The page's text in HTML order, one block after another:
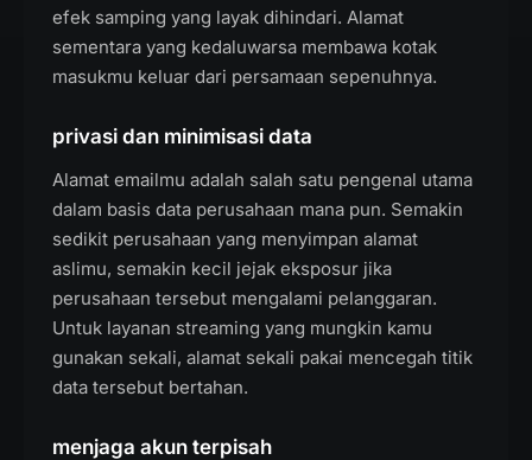
efek samping yang layak dihindari. Alamat
sementara yang kedaluwarsa membawa kotak
masukmu keluar dari persamaan sepenuhnya.
privasi dan minimisasi data
Alamat emailmu adalah salah satu pengenal utama
dalam basis data perusahaan mana pun. Semakin
sedikit perusahaan yang menyimpan alamat
aslimu, semakin kecil jejak eksposur jika
perusahaan tersebut mengalami pelanggaran.
Untuk layanan streaming yang mungkin kamu
gunakan sekali, alamat sekali pakai mencegah titik
data tersebut bertahan.
menjaga akun terpisah